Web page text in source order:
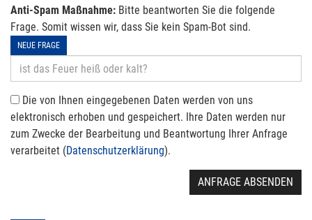
Anti-Spam Maßnahme: Bitte beantworten Sie die folgende
Frage. Somit wissen wir, dass Sie kein Spam-Bot sind.
NEUE FRAGE
Die von Ihnen eingegebenen Daten werden von uns
elektronisch erhoben und gespeichert. Ihre Daten werden nur
zum Zwecke der Bearbeitung und Beantwortung Ihrer Anfrage
verarbeitet (Datenschutzerklärung).
ANFRAGE ABSENDEN